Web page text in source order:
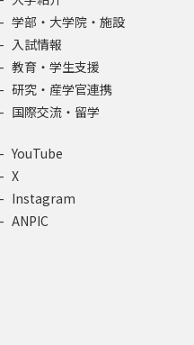
学部・大学院・施設
入試情報
教育・学生支援
研究・産学官連携
国際交流・留学
YouTube
X
Instagram
ANPIC